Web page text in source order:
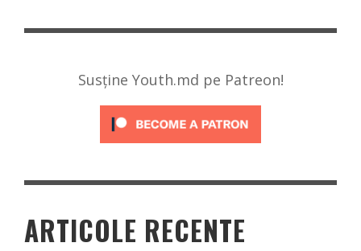
Susține Youth.md pe Patreon!
ARTICOLE RECENTE